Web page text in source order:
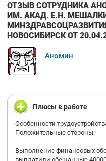
ОТЗЫВ СОТРУДНИКА
ИМ. АКАД. Е.Н.
НОВОСИБИРСК ОТ
Аномин
Плюсы в работе
Особенности
Положительные стороны:
Выполнение финансовых
выплатили обещанные